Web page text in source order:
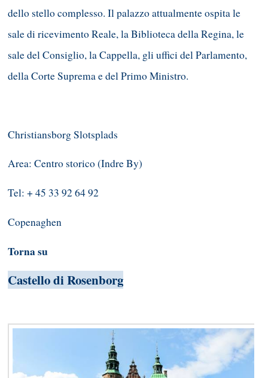
dello stello complesso. Il palazzo attualmente ospita le
sale di ricevimento Reale, la Biblioteca della Regina, le
sale del Consiglio, la Cappella, gli uffici del Parlamento,
della Corte Suprema e del Primo Ministro.
Christiansborg Slotsplads
Area: Centro storico (Indre By)
Tel: + 45 33 92 64 92
Copenaghen
Torna su
Castello di Rosenborg